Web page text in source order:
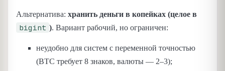
Альтернатива: хранить деньги в копейках (целое в
bigint ). Вариант рабочий, но ограничен:
неудобно для систем с переменной точностью
(BTC требует 8 знаков, валюты — 2–3);